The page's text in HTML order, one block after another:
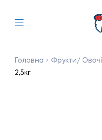
Головна Фрукти/ Овочі
2,5кг